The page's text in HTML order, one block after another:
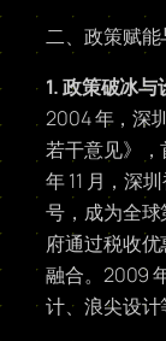
二、政策赋能
1. 政策破冰
2004 年，深
若干意见》
年 11 月，深
号，成为全
府通过税收
融合。2009
计、浪尖设计